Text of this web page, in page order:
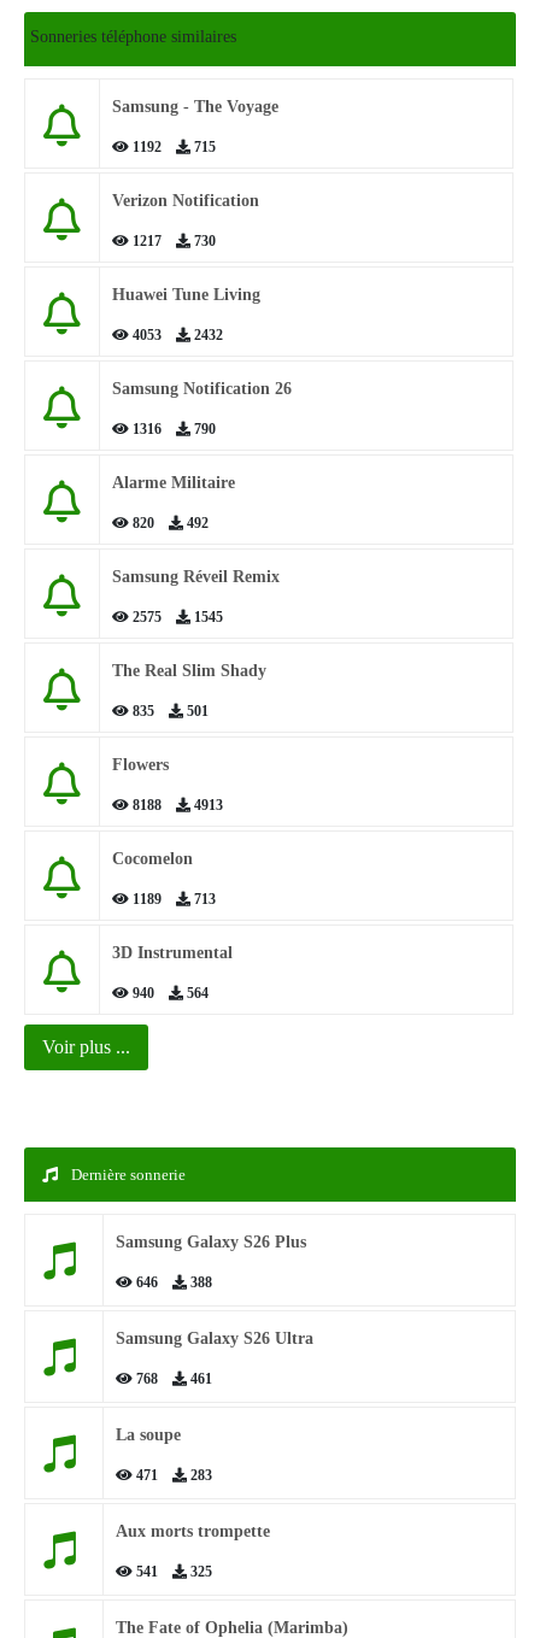
Sonneries téléphone similaires
Samsung - The Voyage
1192 715
Verizon Notification
1217 730
Huawei Tune Living
4053 2432
Samsung Notification 26
1316 790
Alarme Militaire
820 492
Samsung Réveil Remix
2575 1545
The Real Slim Shady
835 501
Flowers
8188 4913
Cocomelon
1189 713
3D Instrumental
940 564
Voir plus ...
Dernière sonnerie
Samsung Galaxy S26 Plus
646 388
Samsung Galaxy S26 Ultra
768 461
La soupe
471 283
Aux morts trompette
541 325
The Fate of Ophelia (Marimba)